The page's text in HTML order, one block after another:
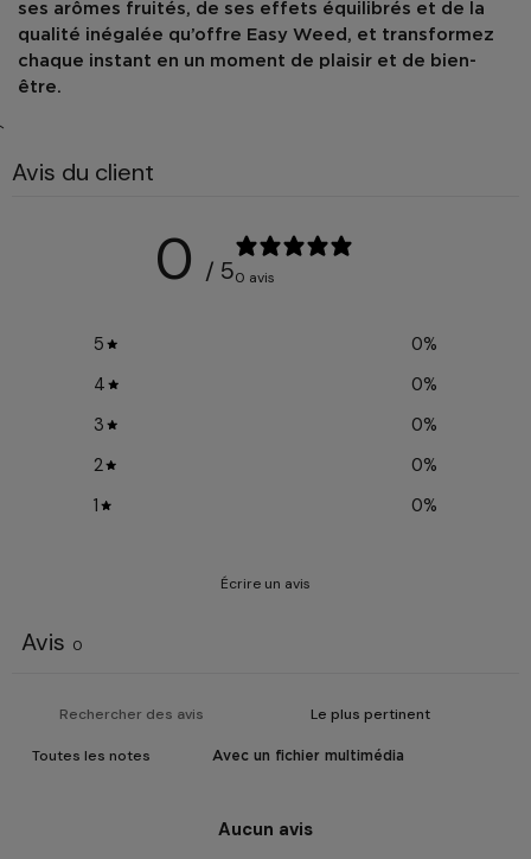
ses arômes fruités, de ses effets équilibrés et de la
qualité inégalée qu’offre Easy Weed, et transformez
chaque instant en un moment de plaisir et de bien-
être.
`
Avis du client
0 / 50 avis
5 0%
4
0%
3
0%
2
0%
1
0%
Écrire un avis
Avis 0
Avec un fichier multimédia
Aucun avis